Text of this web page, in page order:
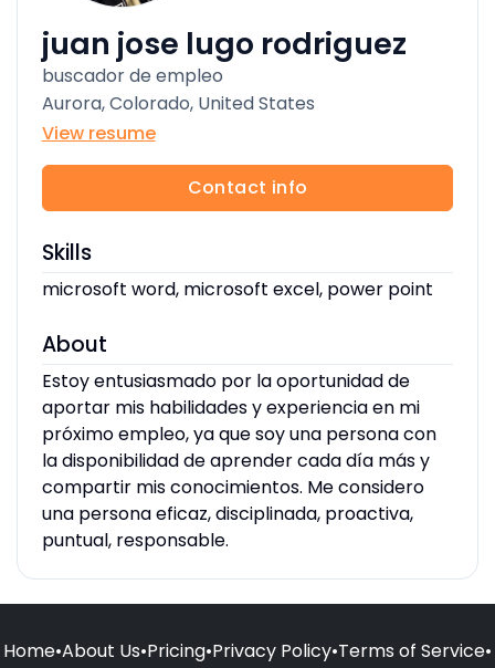
juan jose lugo rodriguez
buscador de empleo
Aurora, Colorado, United States
View resume
Contact info
Skills
microsoft word, microsoft excel, power point
About
Estoy entusiasmado por la oportunidad de
aportar mis habilidades y experiencia en mi
próximo empleo, ya que soy una persona con
la disponibilidad de aprender cada día más y
compartir mis conocimientos. Me considero
una persona eficaz, disciplinada, proactiva,
puntual, responsable.
Home•About Us•Pricing•Privacy Policy•Terms of Service•